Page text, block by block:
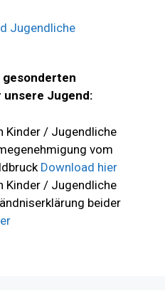
Jugendliche
gesonderten
Jugend:
Kinder / Jugendliche
vom
Download hier
Kinder / Jugendliche
beider